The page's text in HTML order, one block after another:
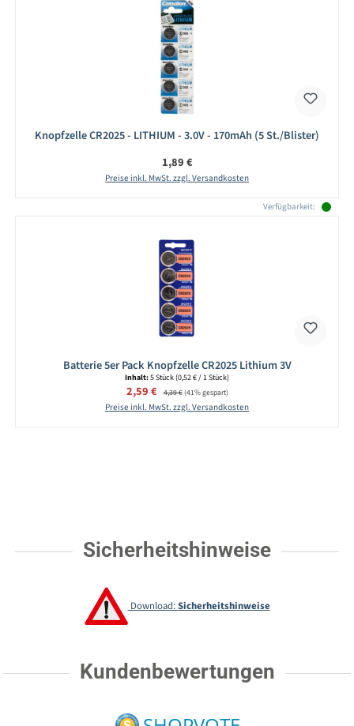
Knopfzelle CR2025 - LITHIUM - 3.0V - 170mAh (5 St./Blister)
Regulärer Preis:
1,89 €
Preise inkl. MwSt. zzgl. Versandkosten
Verfügbarkeit:
Batterie 5er Pack Knopfzelle CR2025 Lithium 3V
Inhalt:5 Stück(0,52 € / 1 Stück)
Verkaufspreis:
2,59 € Regulärer Preis:
4,39 €(41% gespart)
Preise inkl. MwSt. zzgl. Versandkosten
Sicherheitshinweise
Download:Sicherheitshinweise
Kundenbewertungen